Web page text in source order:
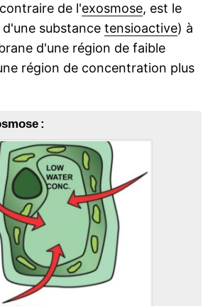
de l'exosmose, est le
substance tensioactive) à
d'une région de faible
région de concentration plus
: